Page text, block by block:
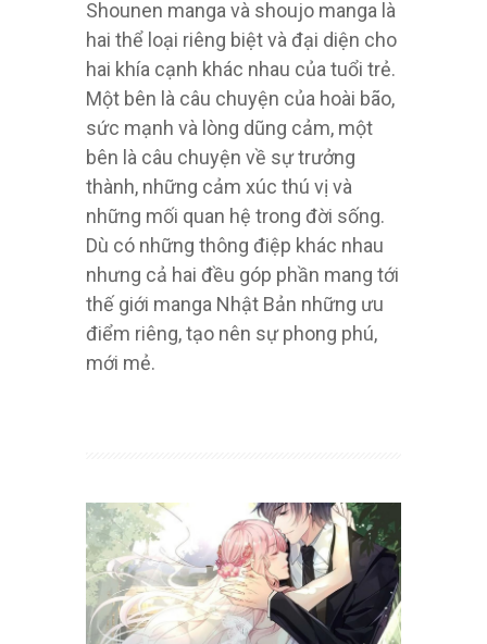
Shounen manga và shoujo manga là
hai thể loại riêng biệt và đại diện cho
hai khía cạnh khác nhau của tuổi trẻ.
Một bên là câu chuyện của hoài bão,
sức mạnh và lòng dũng cảm, một
bên là câu chuyện về sự trưởng
thành, những cảm xúc thú vị và
những mối quan hệ trong đời sống.
Dù có những thông điệp khác nhau
nhưng cả hai đều góp phần mang tới
thế giới manga Nhật Bản những ưu
điểm riêng, tạo nên sự phong phú,
mới mẻ.